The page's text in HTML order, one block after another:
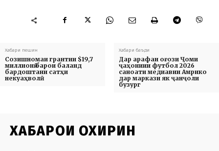
Хабари пешин
Созишномаи грантии $19,7
миллионӣ барои баланд
бардоштани сатҳи
некуаҳволӣ
Хабари баъди
Дар арафаи оғози Ҷоми
ҷаҳониии футбол 2026
саноати медиавии Амрико
дар маркази як ҷанҷоли
бузург
ХАБАРҲОИ ОХИРИН